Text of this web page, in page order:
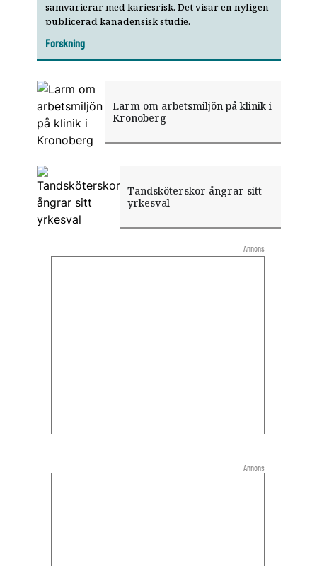
samvarierar med kariesrisk. Det visar en nyligen
publi­cerad kanadensisk studie.
Forskning
Larm om arbetsmiljön på klinik i
Kronoberg
Tandsköterskor ångrar sitt
yrkesval
Annons
Annons